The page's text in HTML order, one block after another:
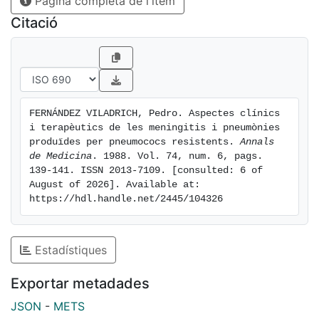
Citació
FERNÁNDEZ VILADRICH, Pedro. Aspectes clínics
i terapèutics de les meningitis i pneumònies
produïdes per pneumococs resistents. Annals
de Medicina . 1988. Vol. 74, num. 6, pags.
139-141. ISSN 2013-7109. [consulted: 6 of
August of 2026]. Available at:
https://hdl.handle.net/2445/104326
Estadístiques
Exportar metadades
JSON - METS